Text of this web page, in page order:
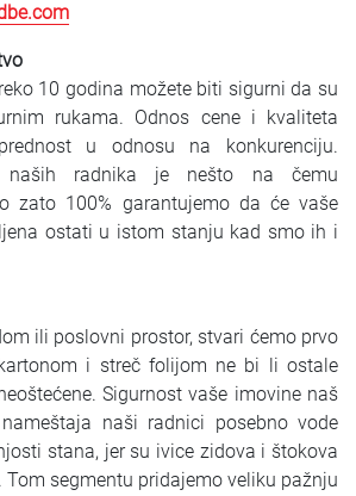
10 godina možete biti sigurni da su
rukama. Odnos cene i kvaliteta
u odnosu na konkurenciju.
naših radnika je nešto na čemu
zato 100% garantujemo da će vaše
ostati u istom stanju kad smo ih i
ili poslovni prostor, stvari ćemo prvo
i streč folijom ne bi li ostale
Sigurnost vaše imovine naš
naši radnici posebno vode
stana, jer su ivice zidova i štokova
segmentu pridajemo veliku pažnju